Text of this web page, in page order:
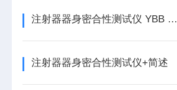
注射器器身密合性测试仪 YBB 00112004-2015标准试验方法
注射器器身密合性测试仪+简述